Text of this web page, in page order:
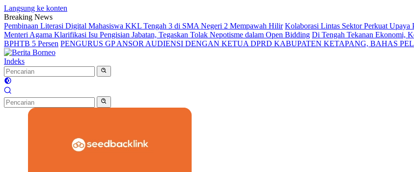
Langsung ke konten
Breaking News
Pembinaan Literasi Digital Mahasiswa KKL Tengah 3 di SMA Negeri 2 Mempawah Hilir Kolaborasi Lintas Sektor Perkuat Upaya
Menteri Agama Klarifikasi Isu Pengisian Jabatan, Tegaskan Tolak Nepotisme dalam Open Bidding Di Tengah Tekanan Ekonomi,
BPHTB 5 Persen PENGURUS GP ANSOR AUDIENSI DENGAN KETUA DPRD KABUPATEN KETAPANG, BAHAS
Indeks